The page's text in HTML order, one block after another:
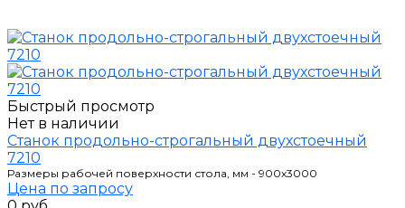
Быстрый просмотр
Нет в наличии
Станок продольно-строгальный двухстоечный
7210
Размеры рабочей поверхности стола, мм - 900х3000
Цена по запросу